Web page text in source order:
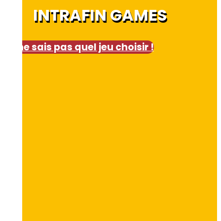
INTRAFIN GAMES
Je ne sais pas quel jeu choisir !